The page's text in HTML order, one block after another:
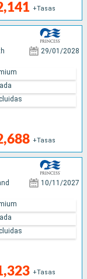
+Tasas
29/01/2028
+Tasas
10/11/2027
+Tasas